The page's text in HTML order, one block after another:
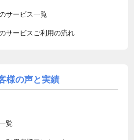
サービス一覧
サービスご利用の流れ
様の声と実績
覧